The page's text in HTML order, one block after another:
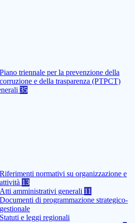
Piano triennale per la prevenzione della
corruzione e della trasparenza (PTPCT)
35
Riferimenti normativi su organizzazione e
attività 13
Atti amministrativi generali 11
Documenti di programmazione strategico-
gestionale
Statuti e leggi regionali